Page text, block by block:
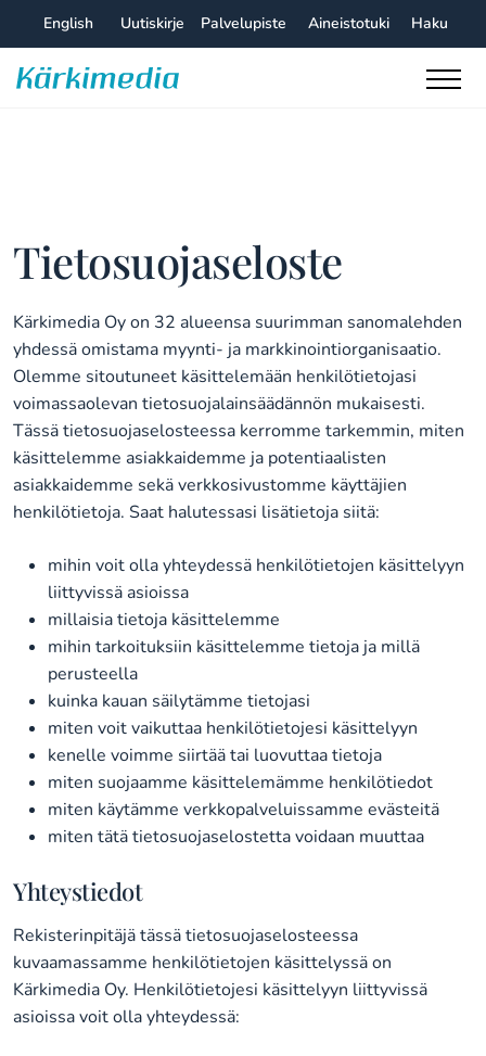
content
English Uutiskirje Palvelupiste Aineistotuki Haku
Tietosuojaseloste
Kärkimedia Oy on 32 alueensa suurimman sanomalehden
yhdessä omistama myynti- ja markkinointiorganisaatio.
Olemme sitoutuneet käsittelemään henkilötietojasi
voimassaolevan tietosuojalainsäädännön mukaisesti.
Tässä tietosuojaselosteessa kerromme tarkemmin, miten
käsittelemme asiakkaidemme ja potentiaalisten
asiakkaidemme sekä verkkosivustomme käyttäjien
henkilötietoja. Saat halutessasi lisätietoja siitä:
mihin voit olla yhteydessä henkilötietojen käsittelyyn
liittyvissä asioissa
millaisia tietoja käsittelemme
mihin tarkoituksiin käsittelemme tietoja ja millä
perusteella
kuinka kauan säilytämme tietojasi
miten voit vaikuttaa henkilötietojesi käsittelyyn
kenelle voimme siirtää tai luovuttaa tietoja
miten suojaamme käsittelemämme henkilötiedot
miten käytämme verkkopalveluissamme evästeitä
miten tätä tietosuojaselostetta voidaan muuttaa
Yhteystiedot
Rekisterinpitäjä tässä tietosuojaselosteessa
kuvaamassamme henkilötietojen käsittelyssä on
Kärkimedia Oy. Henkilötietojesi käsittelyyn liittyvissä
asioissa voit olla yhteydessä: